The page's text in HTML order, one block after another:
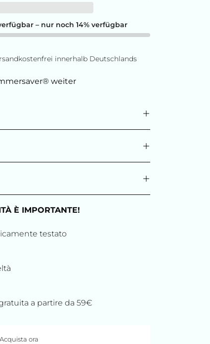
– nur noch 14% verfügbar
innerhalb Deutschlands
weiter
È IMPORTANTE!
testato
a partire da 59€
Acquista ora